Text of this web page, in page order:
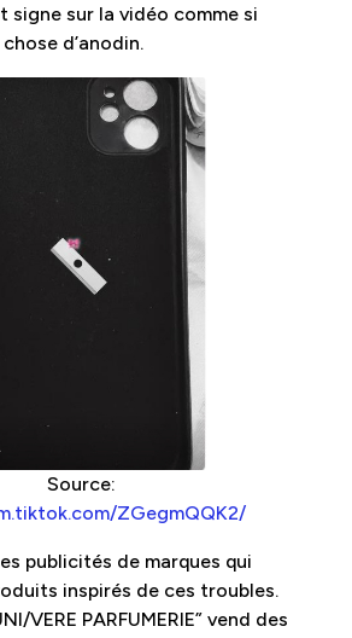
signe sur la vidéo comme si
d’anodin.
Source:
ZGegmQQK2/
publicités de marques qui
inspirés de ces troubles.
VERE PARFUMERIE” vend des